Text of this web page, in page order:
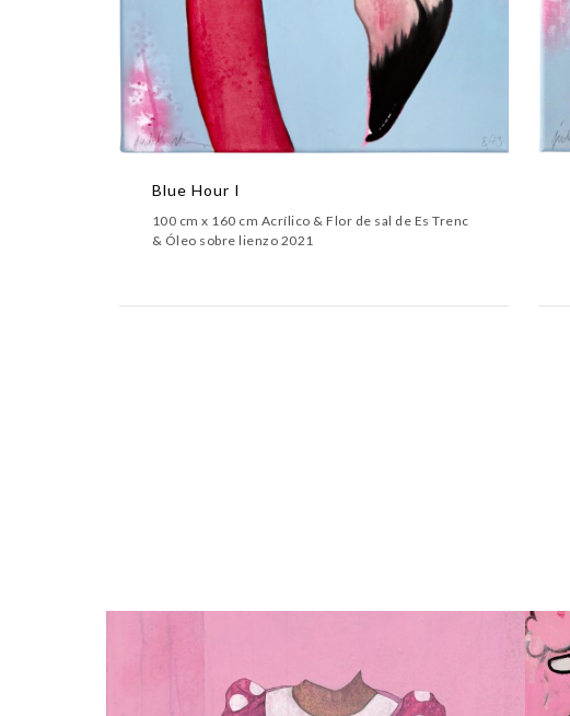
Blue Hour I
100 cm x 160 cm Acrílico & Flor de sal de Es Trenc
& Óleo sobre lienzo 2021